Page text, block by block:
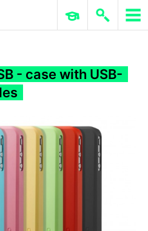
ERP 與商業 AI
- case with USB-